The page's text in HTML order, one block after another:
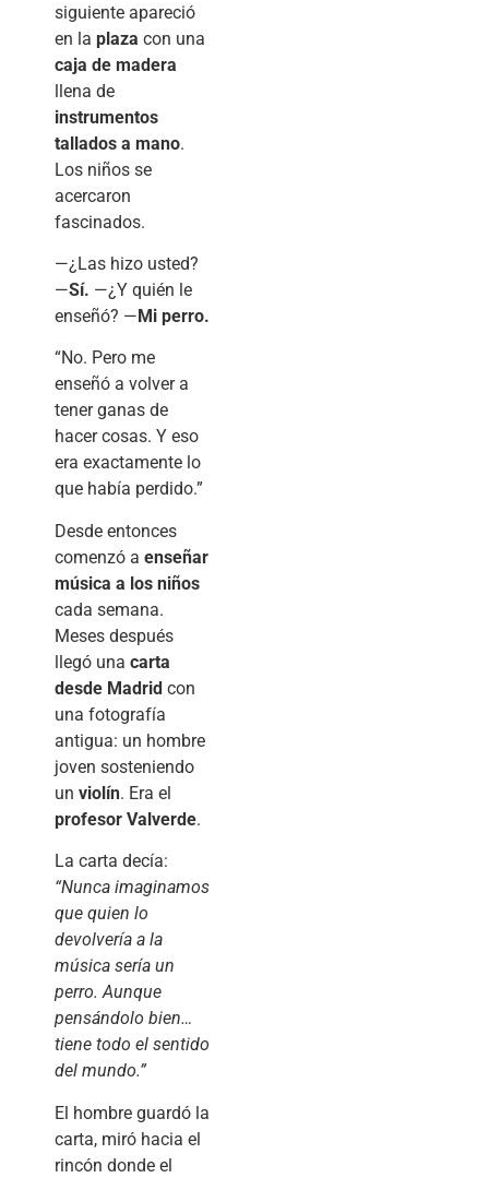
siguiente apareció
en la plaza con una
caja de madera
llena de
instrumentos
tallados a mano.
Los niños se
acercaron
fascinados.
—¿Las hizo usted?
—Sí. —¿Y quién le
enseñó? —Mi perro.
“No. Pero me
enseñó a volver a
tener ganas de
hacer cosas. Y eso
era exactamente lo
que había perdido.”
Desde entonces
comenzó a enseñar
música a los niños
cada semana.
Meses después
llegó una carta
desde Madrid con
una fotografía
antigua: un hombre
joven sosteniendo
un violín. Era el
profesor Valverde.
La carta decía:
“Nunca imaginamos
que quien lo
devolvería a la
música sería un
perro. Aunque
pensándolo bien…
tiene todo el sentido
del mundo.”
El hombre guardó la
carta, miró hacia el
rincón donde el